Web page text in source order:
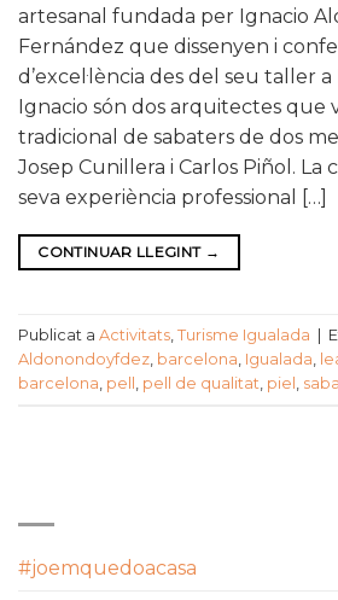
artesanal fundada per Ignacio
Fernández que dissenyen i
d’excel·lència des del seu taller
Ignacio són dos arquitectes que
tradicional de sabaters de dos
Josep Cunillera i Carlos Piñol. La
seva experiència professional […]
CONTINUAR LLEGINT →
Publicat a Activitats Turisme Igualada
Aldonondoyfdez barcelona Igualada
barcelona pell pell de qualitat piel
#joemquedoacasa